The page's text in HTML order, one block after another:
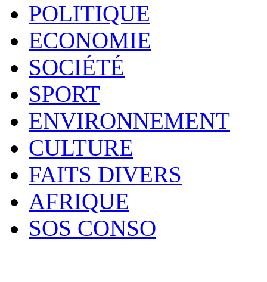
POLITIQUE
ECONOMIE
SOCIÉTÉ
SPORT
ENVIRONNEMENT
CULTURE
FAITS DIVERS
AFRIQUE
SOS CONSO